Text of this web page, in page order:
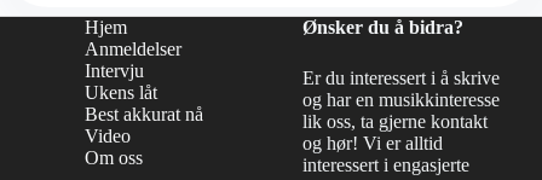
vil
gå
glipp
av
Hjem
Anmeldelser
Intervju
Ukens låt
Best akkurat nå
Video
Om oss
Ønsker du å bidra?
Er du interessert i å skrive
og har en musikkinteresse
lik oss, ta gjerne kontakt
og hør! Vi er alltid
interessert i engasjerte